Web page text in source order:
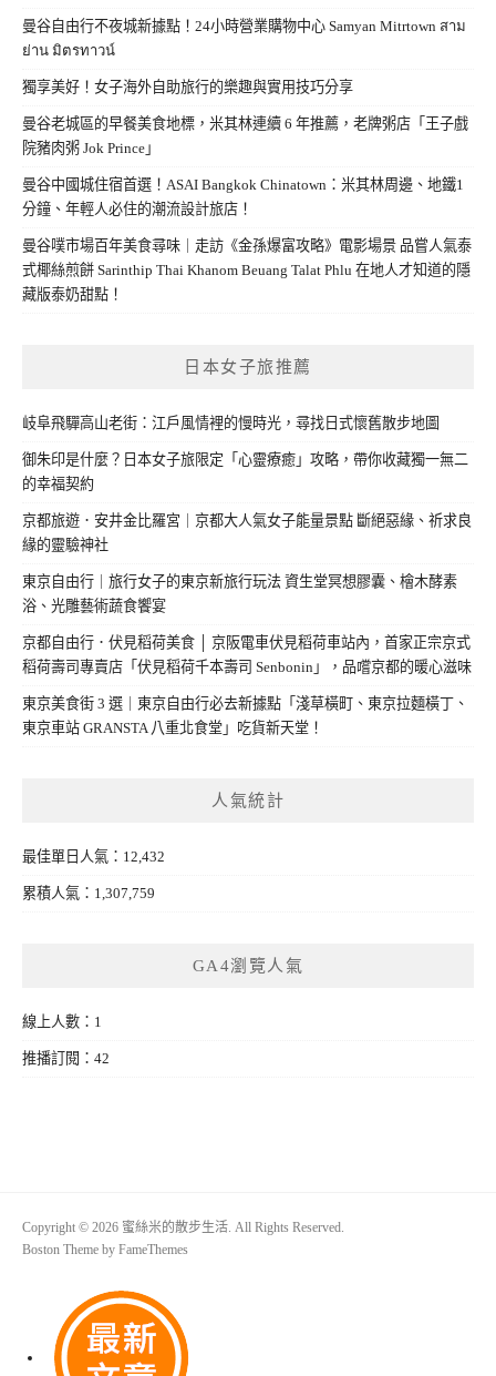
曼谷自由行不夜城新據點！24小時營業購物中心 Samyan Mitrtown สาม
ย่าน มิตรทาวน์
獨享美好！女子海外自助旅行的樂趣與實用技巧分享
曼谷老城區的早餐美食地標，米其林連續 6 年推薦，老牌粥店「王子戲
院豬肉粥 Jok Prince」
曼谷中國城住宿首選！ASAI Bangkok Chinatown：米其林周邊、地鐵1
分鐘、年輕人必住的潮流設計旅店！
曼谷噗市場百年美食尋味｜走訪《金孫爆富攻略》電影場景 品嘗人氣泰
式椰絲煎餅 Sarinthip Thai Khanom Beuang Talat Phlu 在地人才知道的隱
藏版泰奶甜點！
日本女子旅推薦
岐阜飛驒高山老街：江戶風情裡的慢時光，尋找日式懷舊散步地圖
御朱印是什麼？日本女子旅限定「心靈療癒」攻略，帶你收藏獨一無二
的幸福契約
京都旅遊．安井金比羅宮｜京都大人氣女子能量景點 斷絕惡緣、祈求良
緣的靈驗神社
東京自由行｜旅行女子的東京新旅行玩法 資生堂冥想膠囊、檜木酵素
浴、光雕藝術蔬食饗宴
京都自由行．伏見稻荷美食 │ 京阪電車伏見稻荷車站內，首家正宗京式
稻荷壽司專賣店「伏見稻荷千本壽司 Senbonin」，品嚐京都的暖心滋味
東京美食街 3 選｜東京自由行必去新據點「淺草橫町、東京拉麵橫丁、
東京車站 GRANSTA 八重北食堂」吃貨新天堂！
人氣統計
最佳單日人氣：12,432
累積人氣：1,307,759
GA4瀏覽人氣
線上人數：1
推播訂閱：42
Copyright © 2026 蜜絲米的散步生活. All Rights Reserved.
Boston Theme by FameThemes